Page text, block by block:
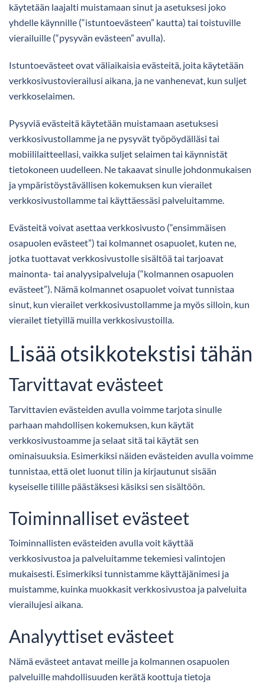
käytetään laajalti muistamaan sinut ja asetuksesi joko
yhdelle käynnille (“istuntoevästeen” kautta) tai toistuville
vierailuille (“pysyvän evästeen” avulla).
Istuntoevästeet ovat väliaikaisia ​​evästeitä, joita käytetään
verkkosivustovierailusi aikana, ja ne vanhenevat, kun suljet
verkkoselaimen.
Pysyviä evästeitä käytetään muistamaan asetuksesi
verkkosivustollamme ja ne pysyvät työpöydälläsi tai
mobiililaitteellasi, vaikka suljet selaimen tai käynnistät
tietokoneen uudelleen. Ne takaavat sinulle johdonmukaisen
ja ympäristöystävällisen kokemuksen kun vierailet
verkkosivustollamme tai käyttäessäsi palveluitamme.
Evästeitä voivat asettaa verkkosivusto (“ensimmäisen
osapuolen evästeet”) tai kolmannet osapuolet, kuten ne,
jotka tuottavat verkkosivustolle sisältöä tai tarjoavat
mainonta- tai analyysipalveluja (“kolmannen osapuolen
evästeet”). Nämä kolmannet osapuolet voivat tunnistaa
sinut, kun vierailet verkkosivustollamme ja myös silloin, kun
vierailet tietyillä muilla verkkosivustoilla.
Lisää otsikkotekstisi tähän
Tarvittavat evästeet
Tarvittavien evästeiden avulla voimme tarjota sinulle
parhaan mahdollisen kokemuksen, kun käytät
verkkosivustoamme ja selaat sitä tai käytät sen
ominaisuuksia. Esimerkiksi näiden evästeiden avulla voimme
tunnistaa, että olet luonut tilin ja kirjautunut sisään
kyseiselle tilille päästäksesi käsiksi sen sisältöön.
Toiminnalliset evästeet
Toiminnallisten evästeiden avulla voit käyttää
verkkosivustoa ja palveluitamme tekemiesi valintojen
mukaisesti. Esimerkiksi tunnistamme käyttäjänimesi ja
muistamme, kuinka muokkasit verkkosivustoa ja palveluita
vierailujesi aikana.
Analyyttiset evästeet
Nämä evästeet antavat meille ja kolmannen osapuolen
palveluille mahdollisuuden kerätä koottuja tietoja